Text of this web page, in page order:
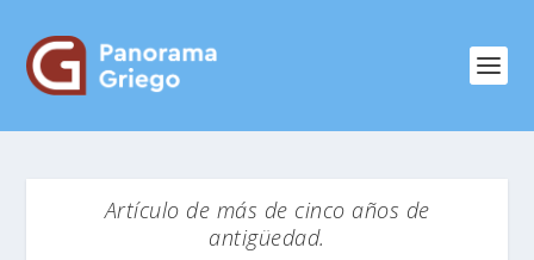
Artículo de más de cinco años de
antigüedad.